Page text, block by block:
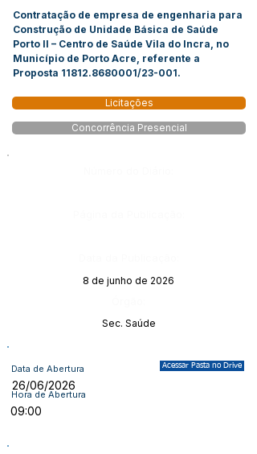
Contratação de empresa de engenharia para
Construção de Unidade Básica de Saúde
Porto II – Centro de Saúde Vila do Incra, no
Município de Porto Acre, referente a
Proposta 11812.8680001/23-001.
Licitações
Concorrência Presencial
8 de junho de 2026
Sec. Saúde
Data de Abertura
26/06/2026
Hora de Abertura
Acessar Pasta no Drive
09:00